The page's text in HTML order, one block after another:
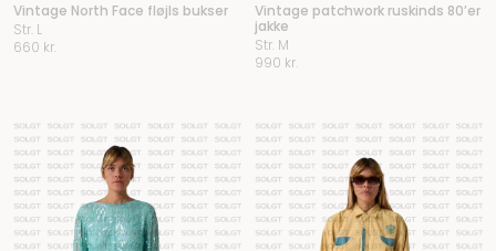
Vintage North Face fløjls bukser
Str. L
660 kr.
Vintage patchwork ruskinds 80’er
jakke
Str. M
990 kr.